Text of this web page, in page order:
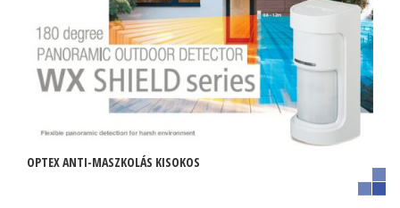
OPTEX ANTI-MASZKOLÁS KISOKOS